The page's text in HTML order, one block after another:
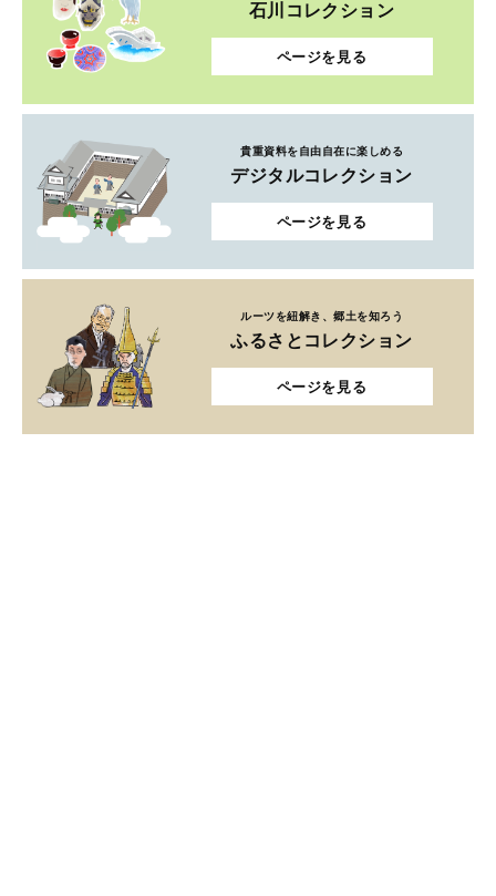
石川コレクション
ページを見る
貴重資料を自由自在に楽しめる
デジタルコレクション
ページを見る
ルーツを紐解き、郷土を知ろう
ふるさとコレクション
ページを見る